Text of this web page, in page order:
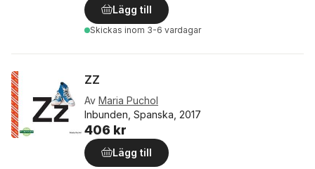
Lägg till
Skickas inom 3-6 vardagar
ZZ
Av Maria Puchol
Inbunden, Spanska, 2017
406 kr
Lägg till